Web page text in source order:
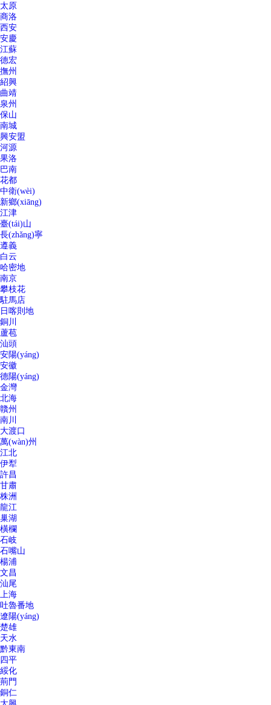
太原
商洛
西安
安慶
江蘇
德宏
撫州
紹興
曲靖
泉州
保山
南城
興安盟
河源
果洛
巴南
花都
中衛(wèi)
新鄉(xiāng)
江津
臺(tái)山
長(zhǎng)寧
遵義
白云
哈密地
南京
攀枝花
駐馬店
日喀則地
銅川
蘆苞
汕頭
安陽(yáng)
安徽
德陽(yáng)
金灣
北海
贛州
南川
大渡口
萬(wàn)州
江北
伊犁
許昌
甘肅
株洲
龍江
巢湖
橫欄
石岐
石嘴山
楊浦
文昌
汕尾
上海
吐魯番地
遼陽(yáng)
楚雄
天水
黔東南
四平
綏化
荊門
銅仁